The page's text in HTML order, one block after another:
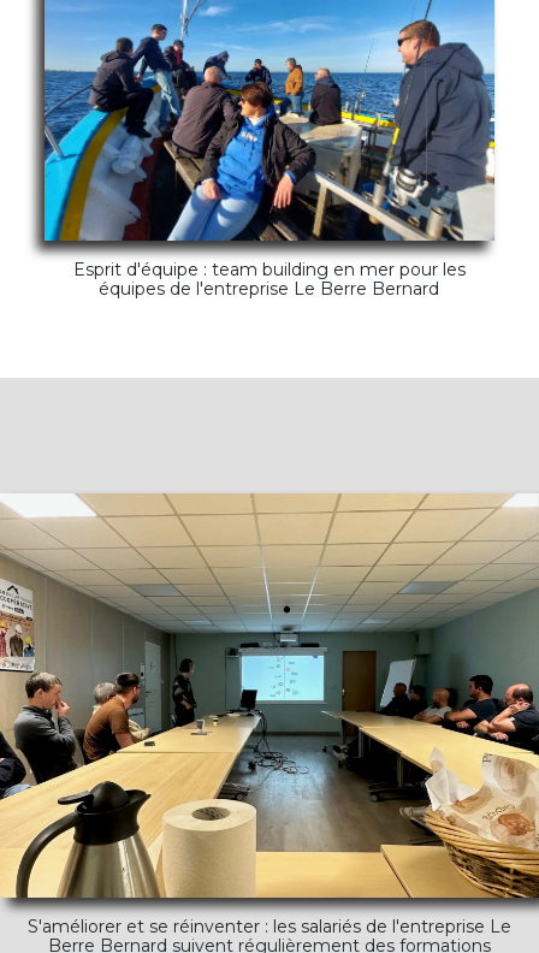
Esprit d'équipe : team building en mer pour les
équipes de l'entreprise Le Berre Bernard
S'améliorer et se réinventer : les salariés de l'entreprise Le
Berre Bernard suivent régulièrement des formations